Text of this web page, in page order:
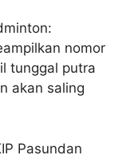
nomor
tunggal putra
akan saling
Pasundan